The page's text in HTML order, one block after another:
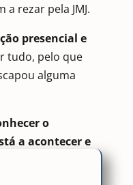
rezar pela JMJ.
presencial e
tudo, pelo que
alguma
o
a acontecer e
juntar